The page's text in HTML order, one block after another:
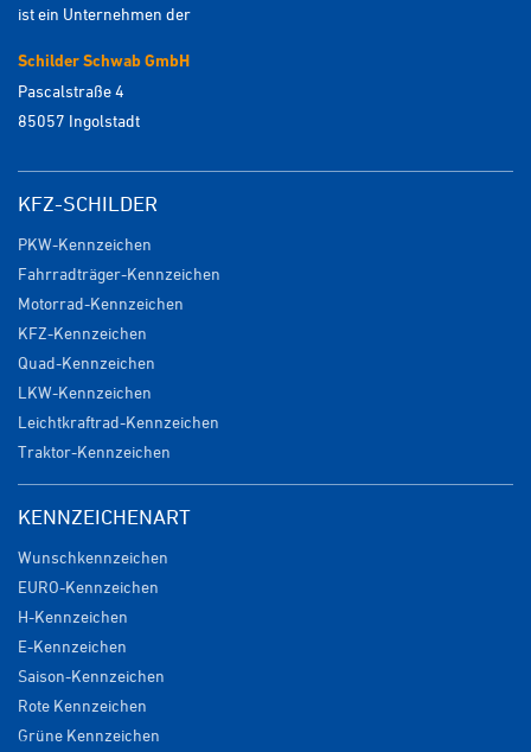
ist ein Unternehmen der
Schilder Schwab GmbH
Pascalstraße 4
85057 Ingolstadt
KFZ-SCHILDER
PKW-Kennzeichen
Fahrradträger-Kennzeichen
Motorrad-Kennzeichen
KFZ-Kennzeichen
Quad-Kennzeichen
LKW-Kennzeichen
Leichtkraftrad-Kennzeichen
Traktor-Kennzeichen
KENNZEICHENART
Wunschkennzeichen
EURO-Kennzeichen
H-Kennzeichen
E-Kennzeichen
Saison-Kennzeichen
Rote Kennzeichen
Grüne Kennzeichen